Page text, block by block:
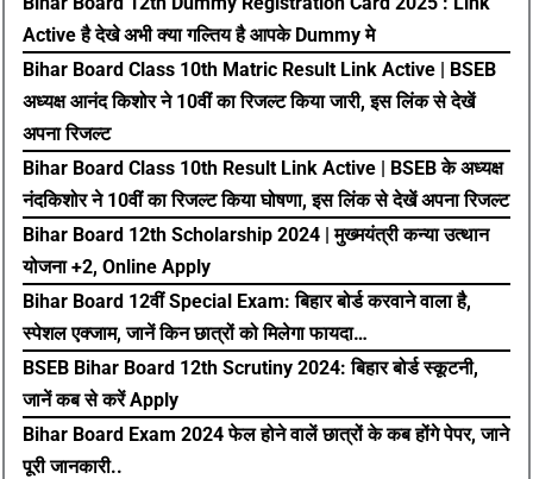
Active है देखे अभी क्या गल्तिय है आपके Dummy मे
Bihar Board Class 10th Matric Result Link Active | BSEB
अध्यक्ष आनंद किशोर ने 10वीं का रिजल्ट किया जारी, इस लिंक से देखें
अपना रिजल्ट
Bihar Board Class 10th Result Link Active | BSEB के अध्यक्ष
नंदकिशोर ने 10वीं का रिजल्ट किया घोषणा, इस लिंक से देखें अपना रिजल्ट
Bihar Board 12th Scholarship 2024 | मुख्मयंत्री कन्या उत्थान
योजना +2, Online Apply
Bihar Board 12वीं Special Exam: बिहार बोर्ड करवाने वाला है,
स्पेशल एक्जाम, जानें किन छात्रों को मिलेगा फायदा…
BSEB Bihar Board 12th Scrutiny 2024: बिहार बोर्ड स्कूटनी,
जानें कब से करें Apply
Bihar Board Exam 2024 फेल होने वालें छात्रों के कब होंगे पेपर, जाने
पूरी जानकारी..